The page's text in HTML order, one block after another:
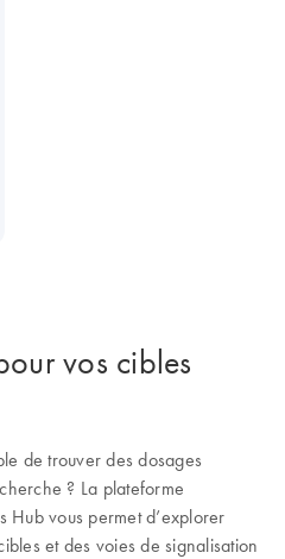
vos cibles
de trouver des dosages
? La plateforme
vous permet d’explorer
et des voies de signalisation